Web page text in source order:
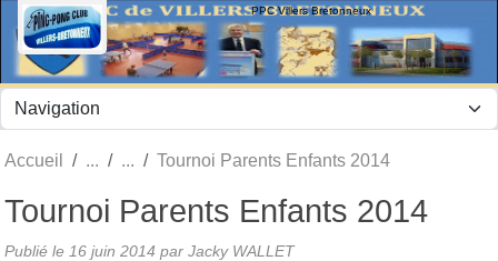
PPC Villers Bretonneux
Accueil Tournoi Parents Enfants 2014
Tournoi Parents Enfants 2014
Publié le 16 juin 2014 par Jacky WALLET
Panneau de gestion des cookies